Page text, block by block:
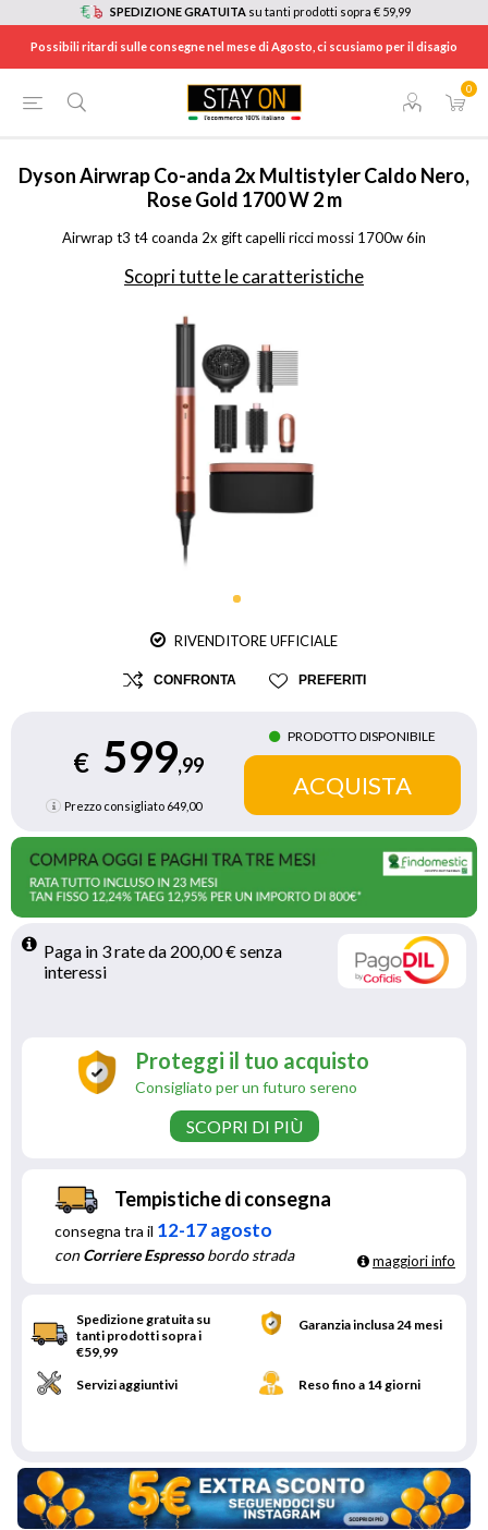
SPEDIZIONE GRATUITA su tanti prodotti sopra € 59,99
Possibili ritardi sulle consegne nel mese di Agosto, ci scusiamo per il disagio
0
ELETTRODOMESTICI / CURA DELLA PERSONA, SALUTE E BENESSERE
DysonAirwrap Co-anda 2x Multistyler Caldo Nero,
Rose Gold 1700 W 2 m
Airwrap t3 t4 coanda 2x gift capelli ricci mossi 1700w 6in
Scopri tutte le caratteristiche
RIVENDITORE UFFICIALE
CONFRONTA PREFERITI
€ 599,99
Prezzo consigliato 649,00
PRODOTTO DISPONIBILE
Paga in 3 rate da 200,00 € senza
interessi
Proteggi il tuo acquisto
Consigliato per un futuro sereno
SCOPRI DI PIÙ
Tempistiche di consegna
consegna tra il 12-17 agosto
conCorriere Espressobordo strada maggiori info
Spedizione gratuita su
tanti prodotti sopra i
€59,99
Garanzia inclusa 24 mesi
Servizi aggiuntivi Reso fino a 14 giorni